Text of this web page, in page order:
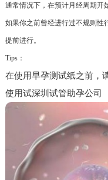
通常情况下，在预计月经周期开
如果你之前曾经进行过不规则性
提前进行。
Tips：
在使用早孕测试纸之前，
使用试深圳试管助孕公司